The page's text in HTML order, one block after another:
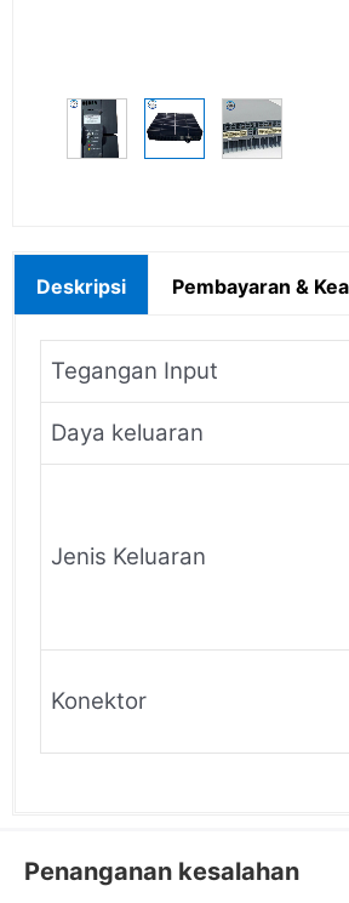
Deskripsi Pembayaran &
Tegangan Input
Daya keluaran
Jenis Keluaran
Konektor
Penanganan kesalahan